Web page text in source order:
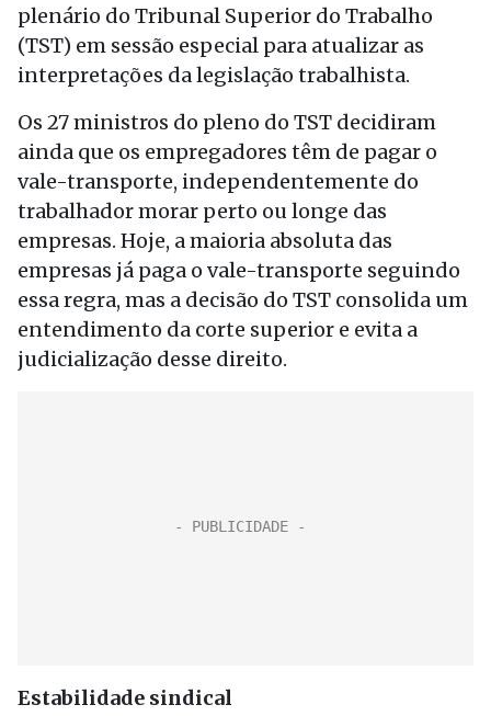
plenário do Tribunal Superior do Trabalho
(TST) em sessão especial para atualizar as
interpretações da legislação trabalhista.
Os 27 ministros do pleno do TST decidiram
ainda que os empregadores têm de pagar o
vale-transporte, independentemente do
trabalhador morar perto ou longe das
empresas. Hoje, a maioria absoluta das
empresas já paga o vale-transporte seguindo
essa regra, mas a decisão do TST consolida um
entendimento da corte superior e evita a
judicialização desse direito.
Estabilidade sindical